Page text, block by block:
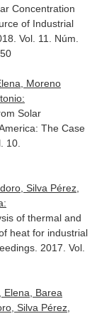
Concentration
of Industrial
Vol. 11. Núm.
Moreno
Solar
The Case
10.
Silva Pérez,
of thermal and
heat for industrial
. 2017. Vol.
Elena, Barea
Silva Pérez,